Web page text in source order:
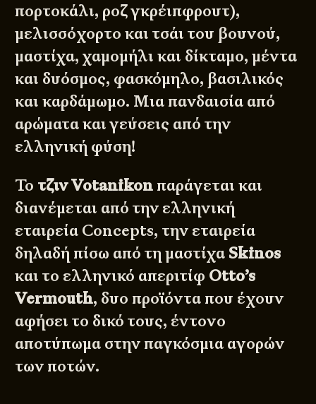
πορτοκάλι, ροζ γκρέιπφρουτ),
μελισσόχορτο και τσάι του βουνού,
μαστίχα, χαμομήλι και δίκταμο, μέντα
και δυόσμος, φασκόμηλο, βασιλικός
και καρδάμωμο. Μια πανδαισία από
αρώματα και γεύσεις από την
ελληνική φύση!
Το τζιν Votanikon παράγεται και
διανέμεται από την ελληνική
εταιρεία Concepts, την εταιρεία
δηλαδή πίσω από τη μαστίχα Skinos
και το ελληνικό απεριτίφ Otto’s
Vermouth, δυο προϊόντα που έχουν
αφήσει το δικό τους, έντονο
αποτύπωμα στην παγκόσμια αγορών
των ποτών.